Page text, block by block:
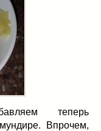
теперь
Впрочем,